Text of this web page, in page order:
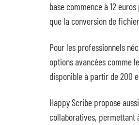
base commence à 12
que la conversion de
Pour les professionnels
options avancées comme
disponible à partir de 200
Happy Scribe propose
collaboratives, permettant